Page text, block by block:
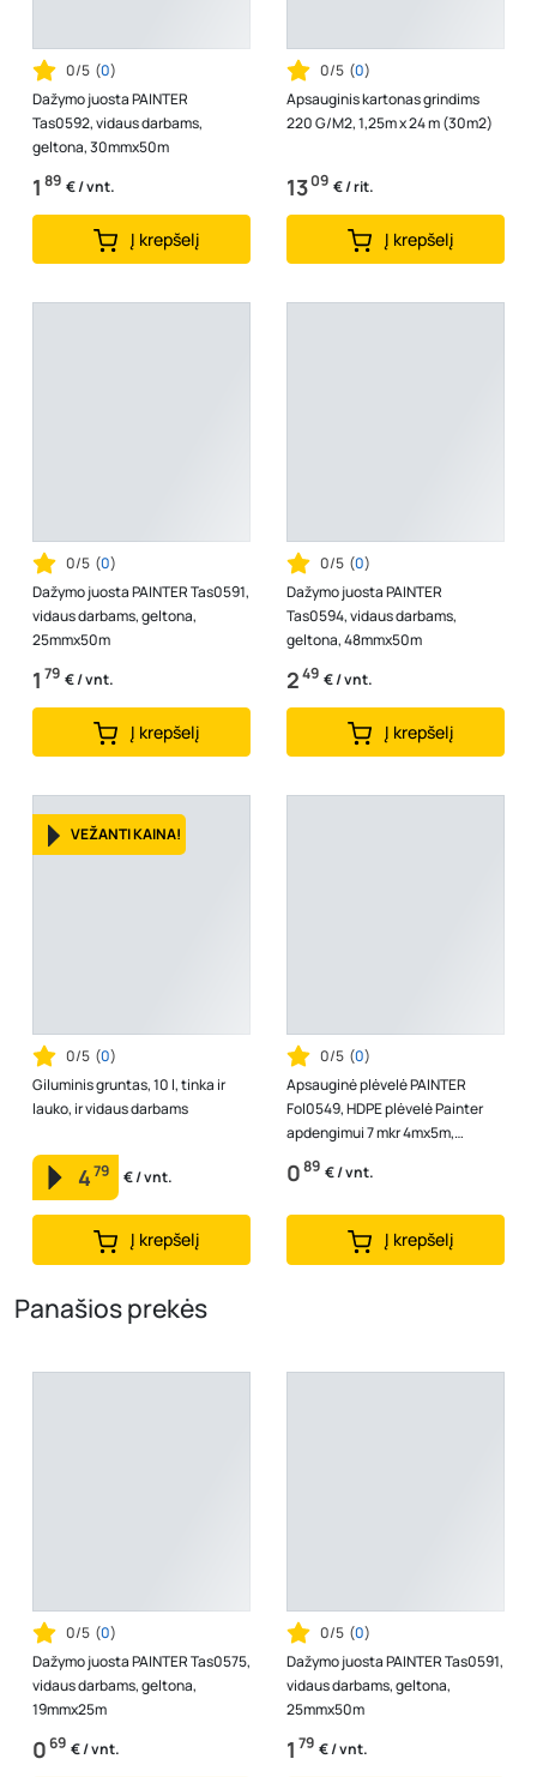
0/5 (0)
Dažymo juosta PAINTER
Tas0592, vidaus darbams,
geltona, 30mmx50m
1 89 € / vnt.
Į krepšelį
0/5 (0)
Apsauginis kartonas grindims
220 G/M2, 1,25m x 24 m (30m2)
1309 € / rit.
Į krepšelį
0/5 (0)
Dažymo juosta PAINTER Tas0591,
vidaus darbams, geltona,
25mmx50m
1 79 € / vnt.
Į krepšelį
0/5 (0)
Dažymo juosta PAINTER
Tas0594, vidaus darbams,
geltona, 48mmx50m
249 € / vnt.
Į krepšelį
VEŽANTI KAINA!
0/5 (0)
Giluminis gruntas, 10 l, tinka ir
lauko, ir vidaus darbams
479 € / vnt.
Į krepšelį
0/5 (0)
Apsauginė plėvelė PAINTER
Fol0549, HDPE plėvelė Painter
apdengimui 7 mkr 4mx5m,
FOL0549
089 € / vnt.
Į krepšelį
Panašios prekės
0/5 (0)
Dažymo juosta PAINTER Tas0575,
vidaus darbams, geltona,
19mmx25m
069 € / vnt.
0/5 (0)
Dažymo juosta PAINTER Tas0591,
vidaus darbams, geltona,
25mmx50m
1 79 € / vnt.